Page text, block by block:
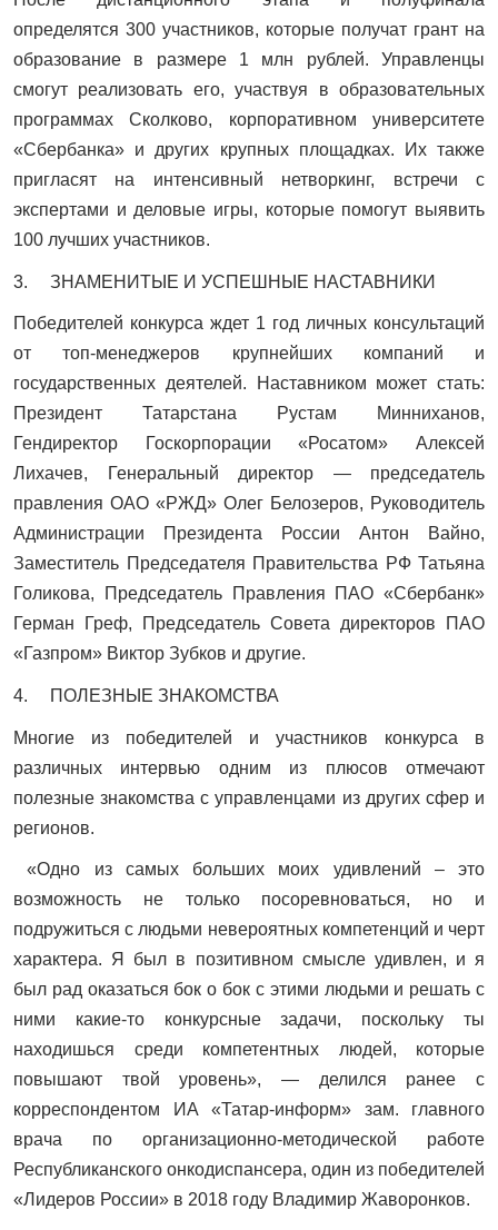
определятся 300 участников, которые получат грант на
образование в размере 1 млн рублей. Управленцы
смогут реализовать его, участвуя в образовательных
программах Сколково, корпоративном университете
«Сбербанка» и других крупных площадках. Их также
пригласят на интенсивный нетворкинг, встречи с
экспертами и деловые игры, которые помогут выявить
100 лучших участников.
3. ЗНАМЕНИТЫЕ И УСПЕШНЫЕ НАСТАВНИКИ
Победителей конкурса ждет 1 год личных консультаций
от топ-менеджеров крупнейших компаний и
государственных деятелей. Наставником может стать:
Президент Татарстана Рустам Минниханов,
Гендиректор Госкорпорации «Росатом» Алексей
Лихачев, Генеральный директор — председатель
правления ОАО «РЖД» Олег Белозеров, Руководитель
Администрации Президента России Антон Вайно,
Заместитель Председателя Правительства РФ Татьяна
Голикова, Председатель Правления ПАО «Сбербанк»
Герман Греф, Председатель Совета директоров ПАО
«Газпром» Виктор Зубков и другие.
4. ПОЛЕЗНЫЕ ЗНАКОМСТВА
Многие из победителей и участников конкурса в
различных интервью одним из плюсов отмечают
полезные знакомства с управленцами из других сфер и
регионов.
«Одно из самых больших моих удивлений – это
возможность не только посоревноваться, но и
подружиться с людьми невероятных компетенций и черт
характера. Я был в позитивном смысле удивлен, и я
был рад оказаться бок о бок с этими людьми и решать с
ними какие-то конкурсные задачи, поскольку ты
находишься среди компетентных людей, которые
повышают твой уровень», — делился ранее с
корреспондентом ИА «Татар-информ» зам. главного
врача по организационно-методической работе
Республиканского онкодиспансера, один из победителей
«Лидеров России» в 2018 году Владимир Жаворонков.